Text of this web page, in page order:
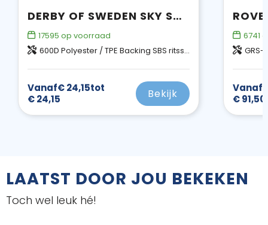
DERBY OF SWEDEN SKY SHOPPER
17595 op voorraad
600D Polyester / TPE Backing SBS ritssluiting
Vanaf€ 24,15tot
€ 24,15
Bekijk
6741
Vanaf
€ 91,50
LAATST DOOR JOU BEKEKEN
Toch wel leuk hé!